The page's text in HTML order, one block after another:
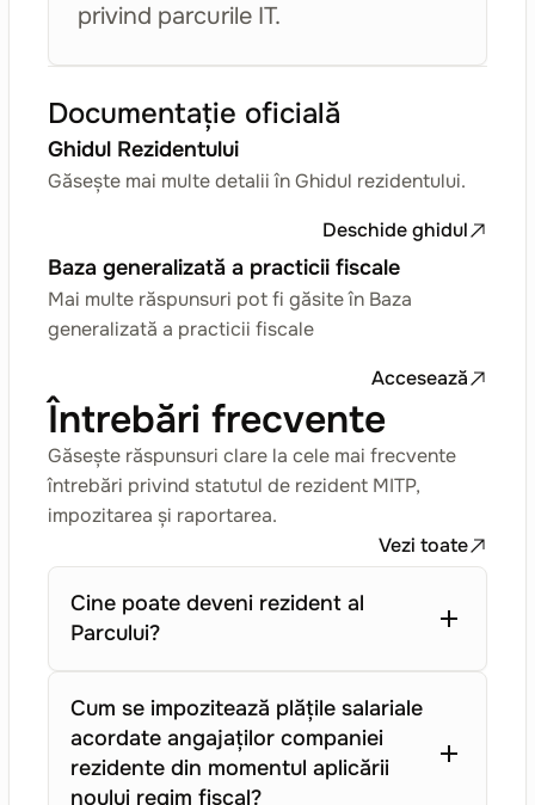
privind parcurile IT.
Documentație oficială
Ghidul Rezidentului
Găsește mai multe detalii în Ghidul rezidentului.
Deschide ghidul
Baza generalizată a practicii fiscale
Mai multe răspunsuri pot fi găsite în Baza
generalizată a practicii fiscale
Accesează
Întrebări frecvente
Găsește răspunsuri clare la cele mai frecvente
întrebări privind statutul de rezident MITP,
impozitarea și raportarea.
Vezi toate
Cine poate deveni rezident al
Parcului?
Cum se impozitează plățile salariale
acordate angajaților companiei
rezidente din momentul aplicării
noului regim fiscal?